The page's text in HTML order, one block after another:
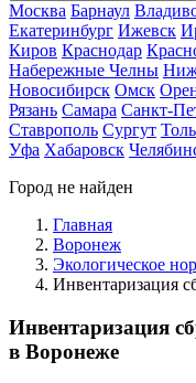
Москва Барнаул
Екатеринбург Ижевск
Киров Краснодар
Набережные Челны
Новосибирск Омск
Рязань Самара Санкт-
Ставрополь Сургут
Уфа Хабаровск
Город не найден
Главная
Воронеж
Экологическое
Инвентаризация
Инвентаризация
в Воронеже